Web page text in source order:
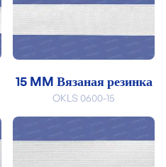
15 MM Вязаная резинка
OKLS 0600-15